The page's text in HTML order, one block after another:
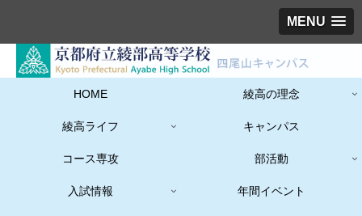
MENU
HOME 綾高の理念
綾高ライフ キャンパス
コース専攻 部活動
入試情報 年間イベント